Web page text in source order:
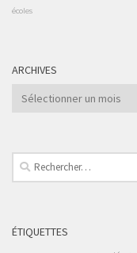
écoles
ARCHIVES
Archives
Rechercher :
ÉTIQUETTES